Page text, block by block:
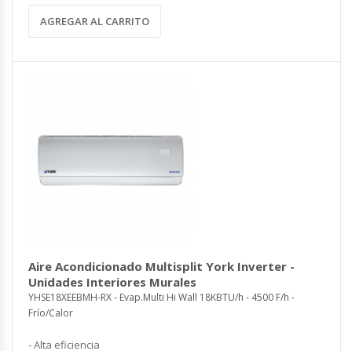
AGREGAR AL CARRITO
Aire Acondicionado Multisplit York Inverter -
Unidades Interiores Murales
YHSE18XEEBMH-RX - Evap.Multi Hi Wall 18KBTU/h - 4500 F/h -
Frío/Calor
- Alta eficiencia